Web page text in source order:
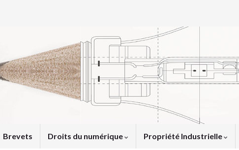
Brevets Droits du numérique Propriété Industrielle